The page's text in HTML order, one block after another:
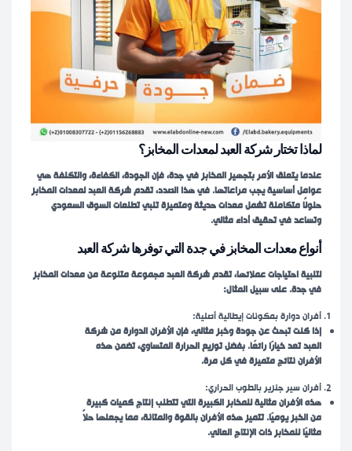
لماذا تختار شركة العبد لمعدات المخابز؟
عندما يتعلق الأمر بتجهيز المخابز في جدة، فإن الجودة، الكفاءة، والتكلفة هي
عوامل أساسية يجب مراعاتها. في هذا الصدد، تقدم شركة العبد لمعدات المخابز
حلولًا متكاملة تشمل معدات حديثة ومتميزة تلبي تطلعات السوق السعودي
وتساعد في تحقيق أداء مثالي.
أنواعمعدات المخابز في جدةالتي توفرها شركة العبد
لتلبية احتياجات عملائها، تقدم شركة العبد مجموعة متنوعة من معدات المخابز
في جدة. على سبيل المثال:
أفران دوارة بمكونات إيطالية أصلية:
إذا كنت تبحث عن جودة وخبز مثالي، فإن الأفران الدوارة من شركة
العبد تعد خيارًا رائعًا. بفضل توزيع الحرارة المتساوي، تضمن هذه
الأفران نتائج متميزة في كل مرة.
أفران سير جنزير بالطوب الحراري:
هذه الأفران مثالية للمخابز الكبيرة التي تتطلب إنتاج كميات كبيرة
من الخبز يوميًا. تتميز هذه الأفران بالقوة والمتانة، مما يجعلها حلاً
مثاليًا للمخابز ذات الإنتاج العالي.